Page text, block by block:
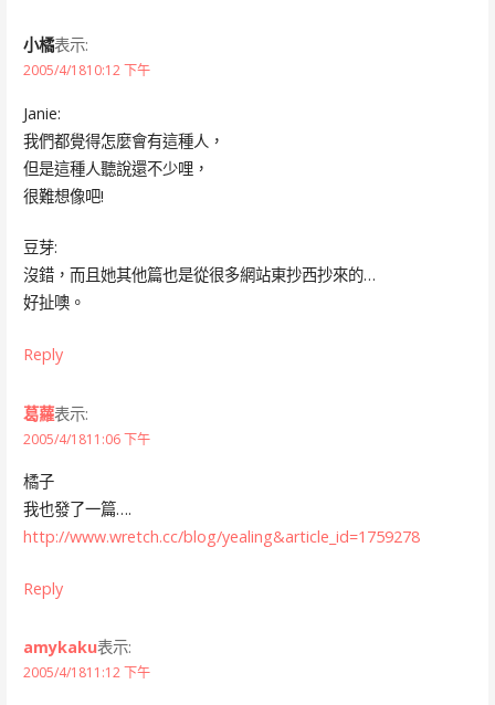
小橘表示:
2005/4/1810:12 下午
Janie:
我們都覺得怎麼會有這種人，
但是這種人聽說還不少哩，
很難想像吧!
豆芽:
沒錯，而且她其他篇也是從很多網站東抄西抄來的…
好扯噢。
Reply
葛蘿表示:
2005/4/1811:06 下午
橘子
我也發了一篇….
http://www.wretch.cc/blog/yealing&article_id=1759278
Reply
amykaku表示:
2005/4/1811:12 下午